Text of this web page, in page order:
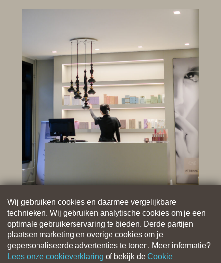
Wij gebruiken cookies en daarmee vergelijkbare
technieken. Wij gebruiken analytische cookies om je een
optimale gebruikerservaring te bieden. Derde partijen
plaatsen marketing en overige cookies om je
gepersonaliseerde advertenties te tonen. Meer informatie?
Lees onze cookieverklaring of bekijk de Cookie